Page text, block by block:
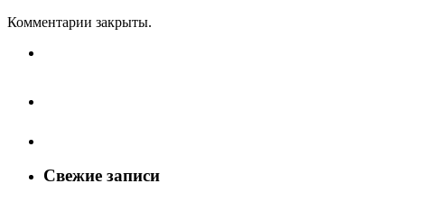
Комментарии закрыты.
Свежие записи